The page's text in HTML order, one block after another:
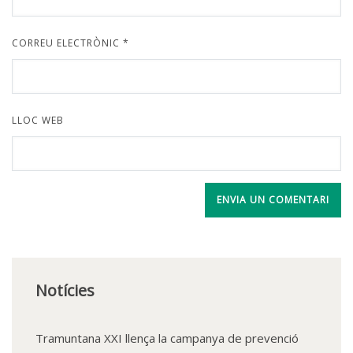
CORREU ELECTRÒNIC *
LLOC WEB
Notícies
Tramuntana XXI llença la campanya de prevenció